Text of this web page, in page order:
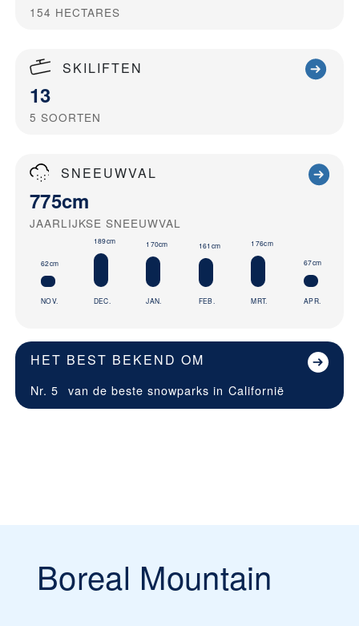
154 HECTARES
SKILIFTEN
13
5 SOORTEN
SNEEUWVAL
775cm
JAARLIJKSE SNEEUWVAL
62cm
NOV.
189cm
DEC.
170cm
JAN.
161cm
FEB.
176cm
MRT.
67cm
APR.
HET BEST BEKEND OM
Nr. 5 van de beste snowparks in Californië
Boreal Mountain